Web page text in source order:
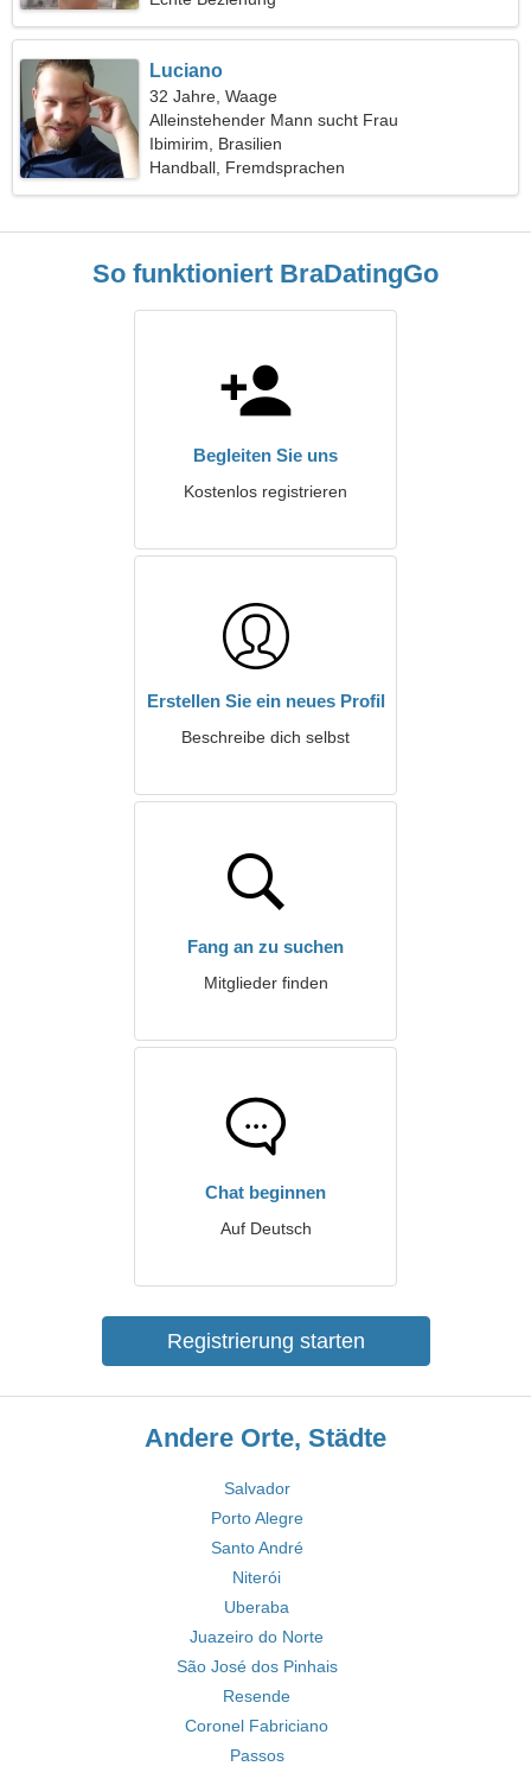
Luciano
32 Jahre, Waage
Alleinstehender Mann sucht Frau
Ibimirim, Brasilien
Handball, Fremdsprachen
So funktioniert BraDatingGo
Begleiten Sie uns
Kostenlos registrieren
Erstellen Sie ein neues Profil
Beschreibe dich selbst
Fang an zu suchen
Mitglieder finden
Chat beginnen
Auf Deutsch
Registrierung starten
Andere Orte, Städte
Salvador
Porto Alegre
Santo André
Niterói
Uberaba
Juazeiro do Norte
São José dos Pinhais
Resende
Coronel Fabriciano
Passos